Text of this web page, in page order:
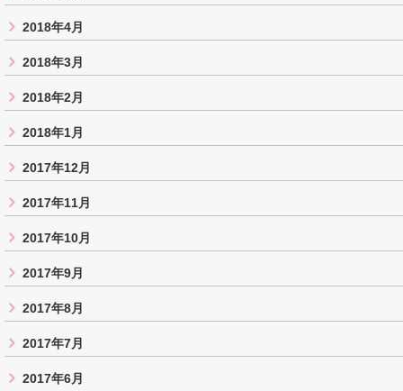
2018年4月
2018年3月
2018年2月
2018年1月
2017年12月
2017年11月
2017年10月
2017年9月
2017年8月
2017年7月
2017年6月